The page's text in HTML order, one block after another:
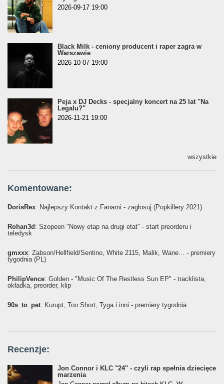
2026-09-17 19:00
Black Milk - ceniony producent i raper zagra w
Warszawie
2026-10-07 19:00
Peja x DJ Decks - specjalny koncert na 25 lat "Na
Legalu?"
2026-11-21 19:00
wszystkie
Komentowane:
DorisRex: Najlepszy Kontakt z Fanami - zagłosuj (Popkillery 2021)
Rohan3d : Szopeen "Nowy etap na drugi etat" - start preorderu i
teledysk
gmxxx: Żabson/Hellfield/Sentino, White 2115, Malik, Wane... - premiery
tygodnia (PL)
PhilipVence: Golden - "Music Of The Restless Sun EP" - tracklista,
okładka, preorder, klip
90s_to_pet: Kurupt, Too Short, Tyga i inni - premiery tygodnia
Recenzje:
Jon Connor i KLC "24" - czyli rap spełnia dziecięce
marzenia